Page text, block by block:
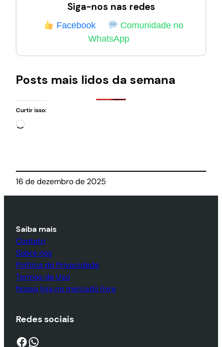
Siga-nos nas redes
Facebook
Comunidade no
WhatsApp
Posts mais lidos da semana
Curtir isso:
Carregando…
16 de dezembro de 2025
Saiba mais
Contato
Sobre nós
Política de Privacidade
Termos de Uso
Nossa loja no mercado livre
Redes sociais
Facebook WhatsApp